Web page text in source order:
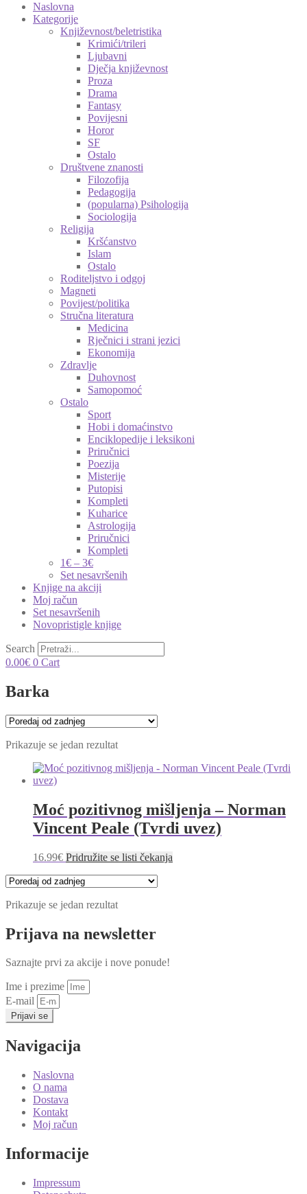
Naslovna
Kategorije
Književnost/beletristika
Krimići/trileri
Ljubavni
Dječja književnost
Proza
Drama
Fantasy
Povijesni
Horor
SF
Ostalo
Društvene znanosti
Filozofija
Pedagogija
(popularna) Psihologija
Sociologija
Religija
Kršćanstvo
Islam
Ostalo
Roditeljstvo i odgoj
Magneti
Povijest/politika
Stručna literatura
Medicina
Rječnici i strani jezici
Ekonomija
Zdravlje
Duhovnost
Samopomoć
Ostalo
Sport
Hobi i domaćinstvo
Enciklopedije i leksikoni
Priručnici
Poezija
Misterije
Putopisi
Kompleti
Kuharice
Astrologija
Priručnici
Kompleti
1€ – 3€
Set nesavršenih
Knjige na akciji
Moj račun
Set nesavršenih
Novopristigle knjige
Search
0.00€ 0 Cart
Barka
Prikazuje se jedan rezultat
Moć pozitivnog mišljenja – Norman
Vincent Peale (Tvrdi uvez)
16.99€ Pridružite se listi čekanja
Prikazuje se jedan rezultat
Prijava na newsletter
Saznajte prvi za akcije i nove ponude!
Ime i prezime
E-mail
Prijavi se
Navigacija
Naslovna
O nama
Dostava
Kontakt
Moj račun
Informacije
Impressum